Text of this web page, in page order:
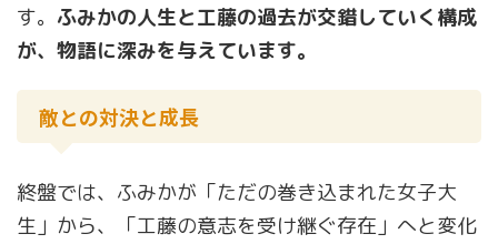
す。 ふみかの人生と工藤の過去が交錯していく構成
が、物語に深みを与えています。
敵との対決と成長
終盤では、ふみかが「ただの巻き込まれた女子大
生」から、「工藤の意志を受け継ぐ存在」へと変化